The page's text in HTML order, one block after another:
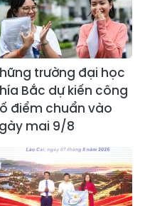
trường đại học
Bắc dự kiến công
điểm chuẩn vào
mai 9/8